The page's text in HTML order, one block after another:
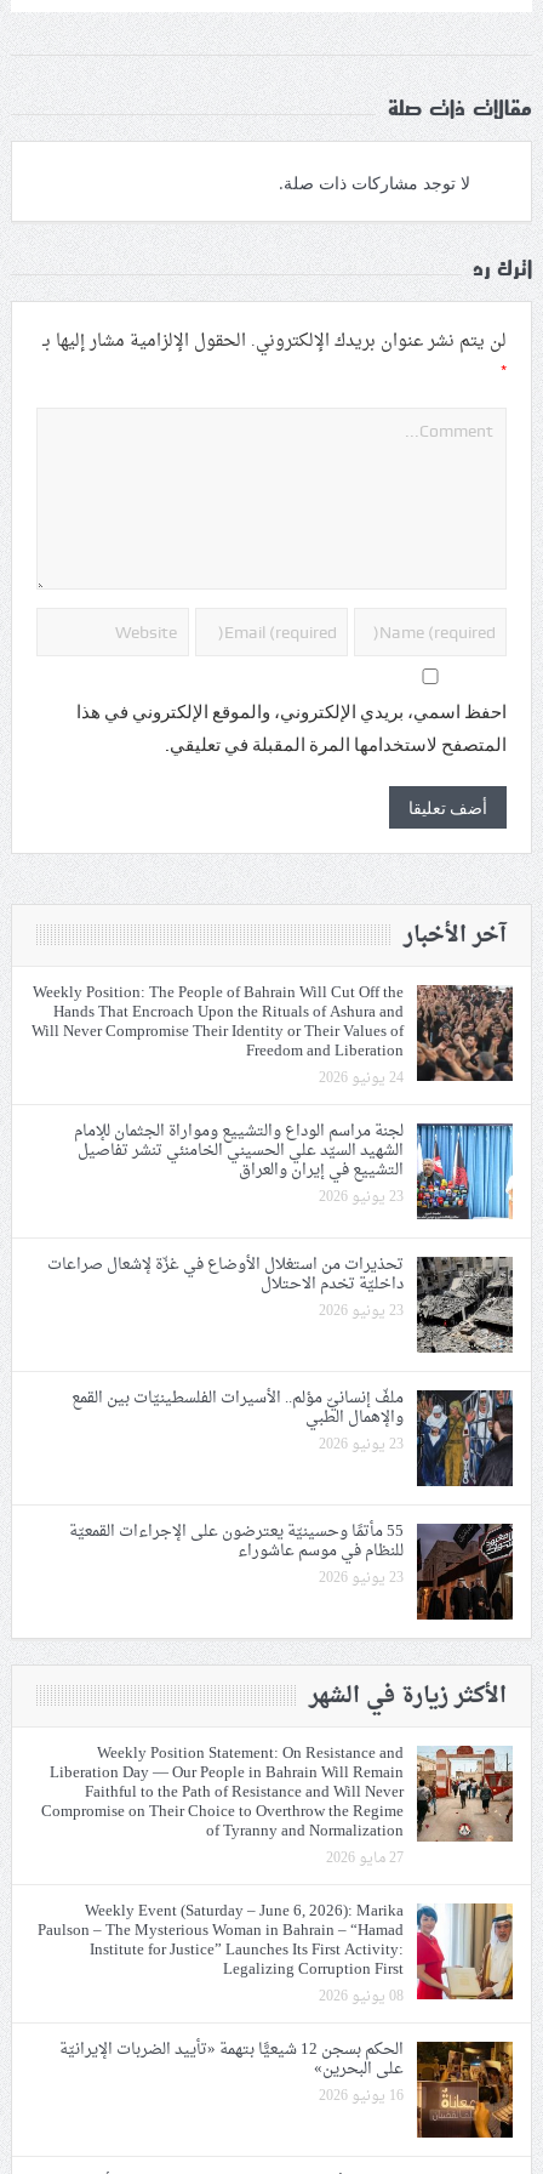
مقالات ذات صلة
لا توجد مشاركات ذات صلة.
اترك رد
لن يتم نشر عنوان بريدك الإلكتروني. الحقول الإلزامية مشار إليها بـ
*
احفظ اسمي، بريدي الإلكتروني، والموقع الإلكتروني في هذا
المتصفح لاستخدامها المرة المقبلة في تعليقي.
آخر الأخبار
Weekly Position: The People of Bahrain Will Cut Off the
Hands That Encroach Upon the Rituals of Ashura and
Will Never Compromise Their Identity or Their Values of
Freedom and Liberation
24 يونيو 2026
لجنة مراسم الوداع والتشييع ومواراة الجثمان للإمام
الشهيد السيّد علي الحسيني الخامنئي تنشر تفاصيل
التشييع في إيران والعراق
23 يونيو 2026
تحذيرات من استغلال الأوضاع في غزّة لإشعال صراعات
داخليّة تخدم الاحتلال
23 يونيو 2026
ملفّ إنسانيّ مؤلم.. الأسيرات الفلسطينيّات بين القمع
والإهمال الطبي
23 يونيو 2026
55 مأتمًا وحسينيّة يعترضون على الإجراءات القمعيّة
للنظام في موسم عاشوراء
23 يونيو 2026
الأكثر زيارة في الشهر
Weekly Position Statement: On Resistance and
Liberation Day — Our People in Bahrain Will Remain
Faithful to the Path of Resistance and Will Never
Compromise on Their Choice to Overthrow the Regime
of Tyranny and Normalization
27 مايو 2026
Weekly Event (Saturday – June 6, 2026): Marika
Paulson – The Mysterious Woman in Bahrain – “Hamad
Institute for Justice” Launches Its First Activity:
Legalizing Corruption First
08 يونيو 2026
الحكم بسجن 12 شيعيًّا بتهمة «تأييد الضربات الإيرانيّة
على البحرين»
16 يونيو 2026